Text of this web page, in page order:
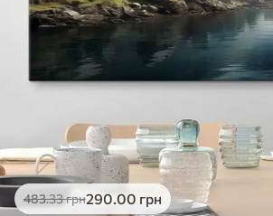
483.33грн290.00 грн